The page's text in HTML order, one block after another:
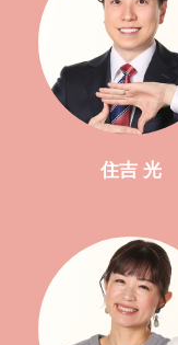
住吉 光